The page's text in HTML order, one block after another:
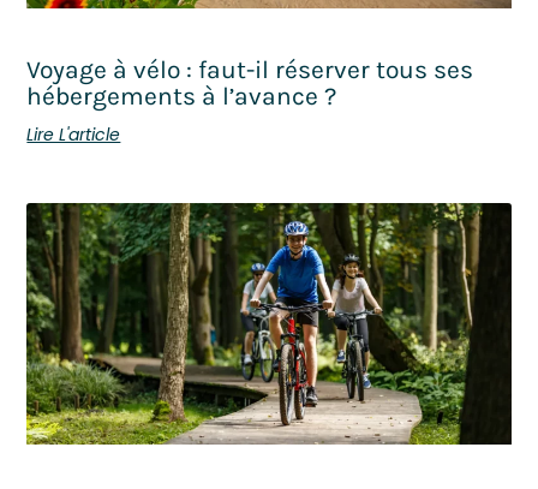
Voyage à vélo : faut-il réserver tous ses
hébergements à l’avance ?
Lire L'article